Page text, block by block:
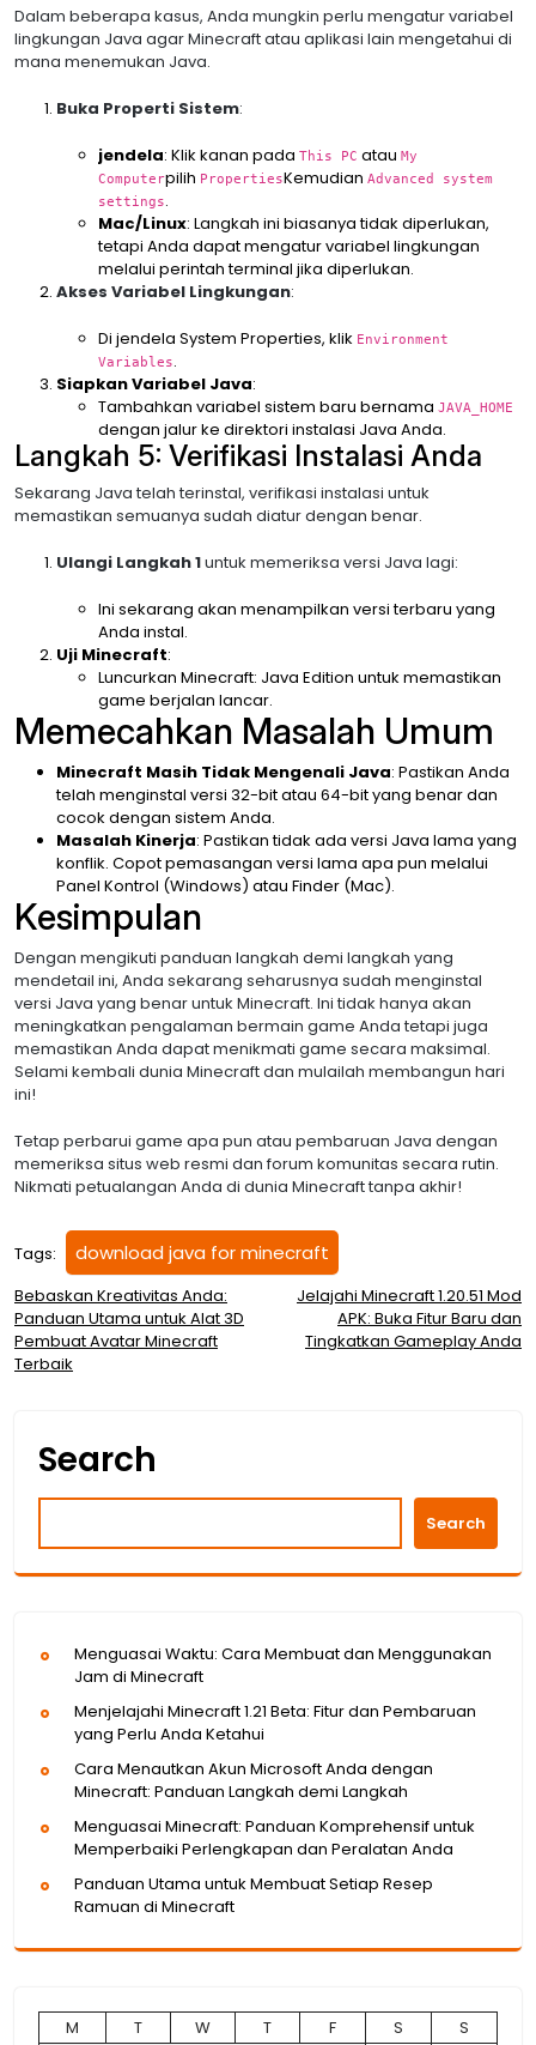
Dalam beberapa kasus, Anda mungkin perlu mengatur variabel
lingkungan Java agar Minecraft atau aplikasi lain mengetahui di
mana menemukan Java.
Buka Properti Sistem:
jendela: Klik kanan pada This PC atau My
Computerpilih PropertiesKemudian Advanced system
settings.
Mac/Linux: Langkah ini biasanya tidak diperlukan,
tetapi Anda dapat mengatur variabel lingkungan
melalui perintah terminal jika diperlukan.
Akses Variabel Lingkungan:
Di jendela System Properties, klik Environment
Variables.
Siapkan Variabel Java:
Tambahkan variabel sistem baru bernama JAVA_HOME
dengan jalur ke direktori instalasi Java Anda.
Langkah 5: Verifikasi Instalasi Anda
Sekarang Java telah terinstal, verifikasi instalasi untuk
memastikan semuanya sudah diatur dengan benar.
Ulangi Langkah 1untuk memeriksa versi Java lagi:
Ini sekarang akan menampilkan versi terbaru yang
Anda instal.
Uji Minecraft:
Luncurkan Minecraft: Java Edition untuk memastikan
game berjalan lancar.
Memecahkan Masalah Umum
Minecraft Masih Tidak Mengenali Java: Pastikan Anda
telah menginstal versi 32-bit atau 64-bit yang benar dan
cocok dengan sistem Anda.
Masalah Kinerja: Pastikan tidak ada versi Java lama yang
konflik. Copot pemasangan versi lama apa pun melalui
Panel Kontrol (Windows) atau Finder (Mac).
Kesimpulan
Dengan mengikuti panduan langkah demi langkah yang
mendetail ini, Anda sekarang seharusnya sudah menginstal
versi Java yang benar untuk Minecraft. Ini tidak hanya akan
meningkatkan pengalaman bermain game Anda tetapi juga
memastikan Anda dapat menikmati game secara maksimal.
Selami kembali dunia Minecraft dan mulailah membangun hari
ini!
Tetap perbarui game apa pun atau pembaruan Java dengan
memeriksa situs web resmi dan forum komunitas secara rutin.
Nikmati petualangan Anda di dunia Minecraft tanpa akhir!
Tags: download java for minecraft
Post
navigation
Bebaskan Kreativitas Anda:
Panduan Utama untuk Alat 3D
Pembuat Avatar Minecraft
Terbaik
Jelajahi Minecraft 1.20.51 Mod
APK: Buka Fitur Baru dan
Tingkatkan Gameplay Anda
Search
Search
Menguasai Waktu: Cara Membuat dan Menggunakan
Jam di Minecraft
Menjelajahi Minecraft 1.21 Beta: Fitur dan Pembaruan
yang Perlu Anda Ketahui
Cara Menautkan Akun Microsoft Anda dengan
Minecraft: Panduan Langkah demi Langkah
Menguasai Minecraft: Panduan Komprehensif untuk
Memperbaiki Perlengkapan dan Peralatan Anda
Panduan Utama untuk Membuat Setiap Resep
Ramuan di Minecraft
M T W T F S
S